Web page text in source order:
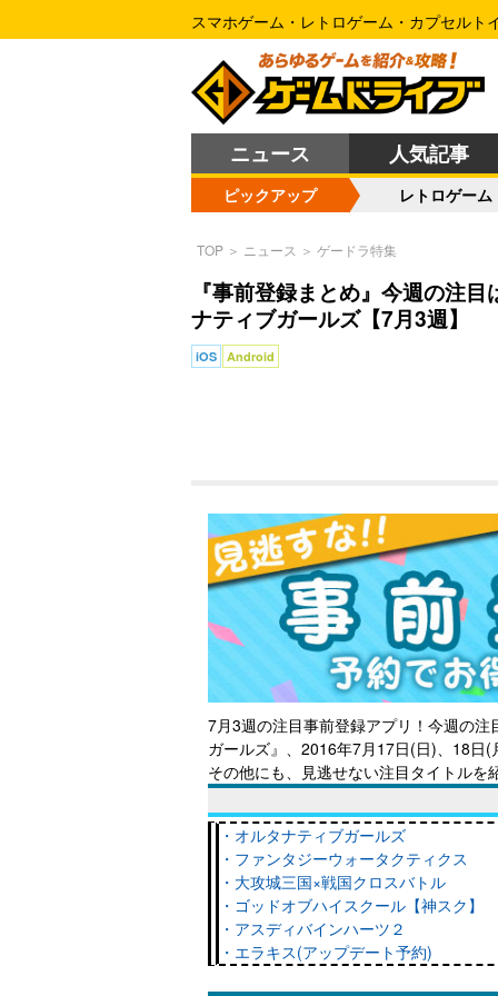
スマホゲーム・レトロゲーム・カプセルト
ニュース 人気記事
ピックアップ レトロゲーム
TOP ＞ ニュース ＞ ゲードラ特集
『事前登録まとめ』今週の注
ナティブガールズ【7月3週】
iOS Android
7月3週の注目事前登録アプリ！今週の
ガールズ』、2016年7月17日(日)、18日
その他にも、見逃せない注目タイトルを
・オルタナティブガールズ
・ファンタジーウォータクティクス
・大攻城三国×戦国クロスバトル
・ゴッドオブハイスクール【神スク】
・アスディバインハーツ２
・エラキス(アップデート予約)